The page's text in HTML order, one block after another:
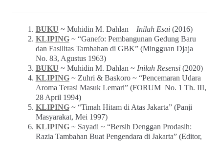
BUKU ~ Muhidin M. Dahlan – Inilah Esai(2016)
KLIPING~ “Ganefo: Pembangunan Gedung Baru
dan Fasilitas Tambahan di GBK” (Mingguan Djaja
No. 83, Agustus 1963)
BUKU ~ Muhidin M. Dahlan ~ Inilah Resensi(2020)
KLIPING~ Zuhri & Baskoro ~ “Pencemaran Udara
Aroma Terasi Masuk Lemari” (FORUM_No. 1 Th. III,
28 April 1994)
KLIPING~ “Timah Hitam di Atas Jakarta” (Panji
Masyarakat, Mei 1997)
KLIPING~ Sayadi ~ “Bersih Denggan Prodasih:
Razia Tambahan Buat Pengendara di Jakarta” (Editor,